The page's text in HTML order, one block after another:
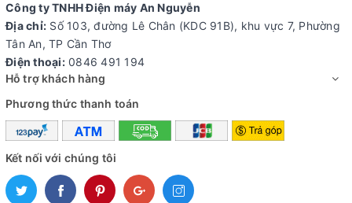
Công ty TNHH Điện máy An Nguyễn
Địa chỉ: Số 103, đường Lê Chân (KDC 91B), khu vực 7, Phường
Tân An, TP Cần Thơ
Điện thoại:0846 491 194
Hỗ trợ khách hàng
Phương thức thanh toán
Kết nối với chúng tôi